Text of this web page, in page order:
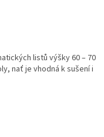
listů výšky 60 – 70
nať je vhodná k sušení i